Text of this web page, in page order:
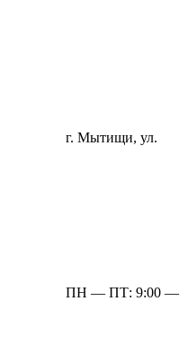
г. Мытищи, ул.
ПН — ПТ: 9:00 —